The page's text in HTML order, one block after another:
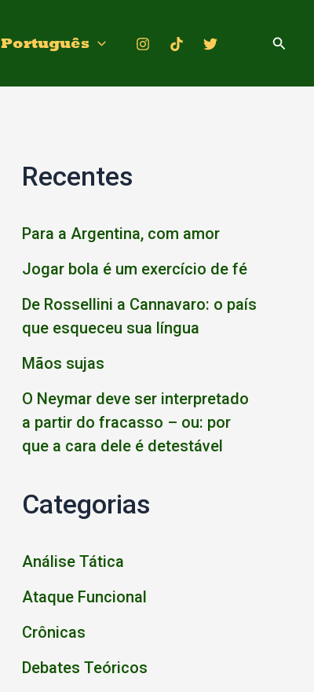
Português
Recentes
Para a Argentina, com amor
Jogar bola é um exercício de fé
De Rossellini a Cannavaro: o país
que esqueceu sua língua
Mãos sujas
O Neymar deve ser interpretado
a partir do fracasso – ou: por
que a cara dele é detestável
Categorias
Análise Tática
Ataque Funcional
Crônicas
Debates Teóricos